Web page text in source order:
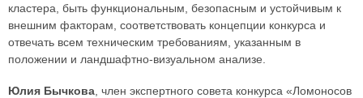
кластера, быть функциональным, безопасным и устойчивым к
внешним факторам, соответствовать концепции конкурса и
отвечать всем техническим требованиям, указанным в
положении и ландшафтно-визуальном анализе.
Юлия Бычкова , член экспертного совета конкурса «Ломоносов